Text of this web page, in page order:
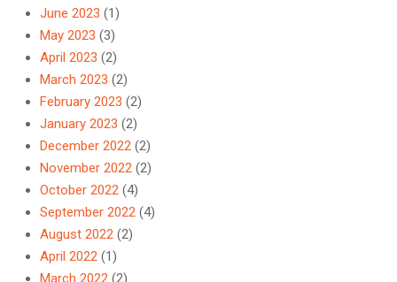
June 2023 (1)
May 2023 (3)
April 2023 (2)
March 2023 (2)
February 2023 (2)
January 2023 (2)
December 2022 (2)
November 2022 (2)
October 2022 (4)
September 2022 (4)
August 2022 (2)
April 2022 (1)
March 2022 (2)